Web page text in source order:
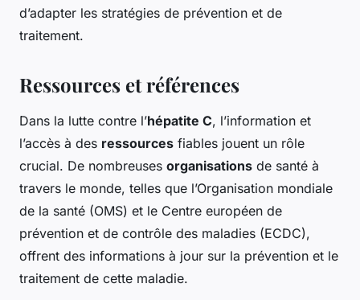
d’adapter les stratégies de prévention et de
traitement.
Ressources et références
Dans la lutte contre l’hépatite C, l’information et
l’accès à des ressources fiables jouent un rôle
crucial. De nombreuses organisations de santé à
travers le monde, telles que l’Organisation mondiale
de la santé (OMS) et le Centre européen de
prévention et de contrôle des maladies (ECDC),
offrent des informations à jour sur la prévention et le
traitement de cette maladie.